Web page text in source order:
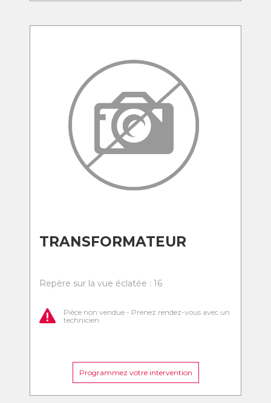
TRANSFORMATEUR
Repère sur la vue éclatée : 16
Pièce non vendue - Prenez rendez-vous avec un
technicien
Programmez votre intervention